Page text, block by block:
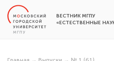
ВЕСТНИК МГПУ
«ЕСТЕСТВЕННЫЕ